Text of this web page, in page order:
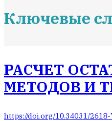
Ключевые
РАСЧЕТ
МЕТОДОВ И
https://doi.org/10.34031/